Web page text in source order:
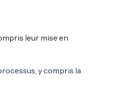
leur mise en
y compris la